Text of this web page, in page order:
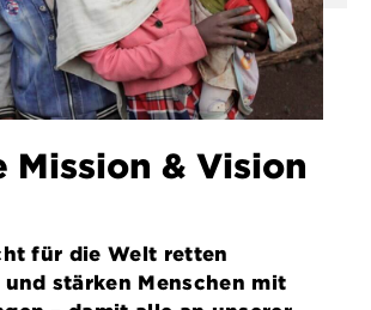
Mission & Vision
für die Welt retten
stärken Menschen mit